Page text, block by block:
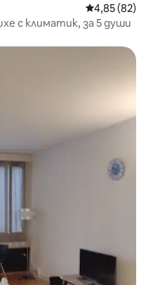
Средна
4,85 (82)
с климатик, за 5 души